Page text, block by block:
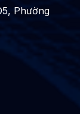
Phường